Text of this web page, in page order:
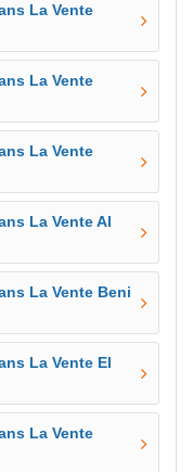
La Vente
La Vente
La Vente
La Vente Al
La Vente Beni
La Vente El
La Vente